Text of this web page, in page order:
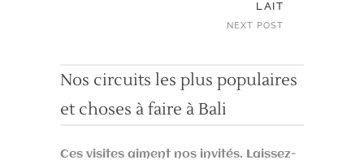
LAIT
NEXT POST
Nos circuits les plus populaires
et choses à faire à Bali
Ces visites aiment nos invités. Laissez-